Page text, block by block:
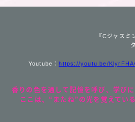
『Cジャス
Youtube：https://youtu.be/
香りの色を通して記憶を呼び、学び
ここは、“またね”の光を覚えてい